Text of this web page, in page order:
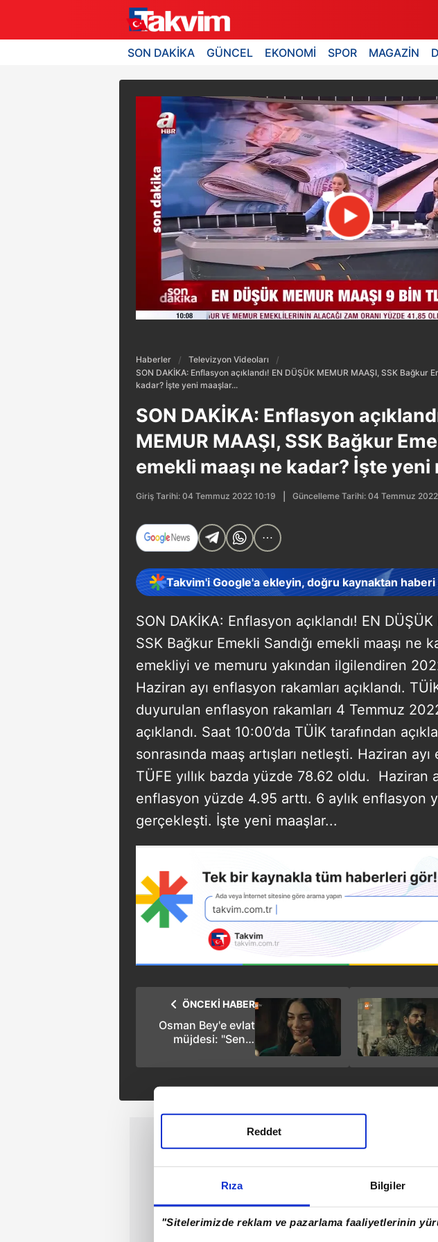
Rıza Bilgiler
"Sitelerimizde reklam ve pazarlama faaliyetlerinin
Reddet
SON DAKİKA GÜNCEL EKONOMİ SPOR MAGAZİN
Haberler
Televizyon Videoları
SON DAKİKA: Enflasyon açıklandı! EN DÜŞÜK MEMUR MAAŞI, SSK Bağkur
kadar? İşte yeni maaşlar...
SON DAKİKA: Enflasyon
MEMUR MAAŞI, SSK Bağkur
emekli maaşı ne kadar? İşte yeni
Giriş Tarihi: 04 Temmuz 2022 10:19 Güncelleme Tarihi: 04 Temmuz
Takvim'i Google'a ekleyin, doğru kaynaktan haberi
SON DAKİKA: Enflasyon açıklandı! EN
SSK Bağkur Emekli Sandığı emekli maaşı ne
emekliyi ve memuru yakından ilgilendiren
Haziran ayı enflasyon rakamları açıklandı.
duyurulan enflasyon rakamları 4 Temmuz
açıklandı. Saat 10:00’da TÜİK tarafından
sonrasında maaş artışları netleşti. Haziran
TÜFE yıllık bazda yüzde 78.62 oldu. Haziran
enflasyon yüzde 4.95 arttı. 6 aylık enflasyon
gerçekleşti. İşte yeni maaşlar...
ÖNCEKİ HABER
Osman Bey'e evlat
müjdesi: "Senin